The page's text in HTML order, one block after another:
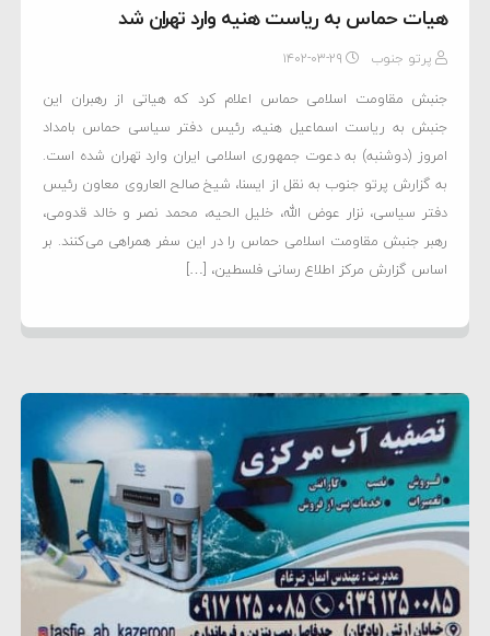
هیات حماس به ریاست هنیه وارد تهران شد
پرتو جنوب ۱۴۰۲-۰۳-۲۹
جنبش مقاومت اسلامی حماس اعلام کرد که هیاتی از رهبران این
جنبش به ریاست اسماعیل هنیه، رئیس دفتر سیاسی حماس بامداد
امروز (دوشنبه) به دعوت جمهوری اسلامی ایران وارد تهران شده است.
به گزارش پرتو جنوب به نقل از ایسنا، شیخ صالح العاروی معاون رئیس
دفتر سیاسی، نزار عوض الله، خلیل الحیه، محمد نصر و خالد قدومی،
رهبر جنبش مقاومت اسلامی حماس را در این سفر همراهی می‌کنند. بر
اساس گزارش مرکز اطلاع رسانی فلسطین، […]